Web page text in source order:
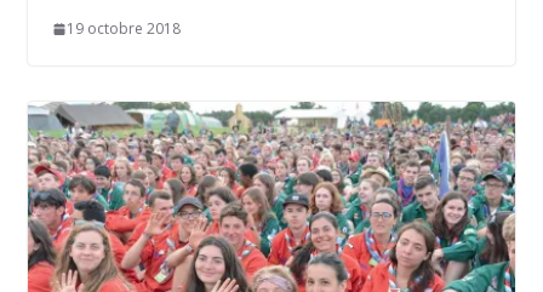
19 octobre 2018